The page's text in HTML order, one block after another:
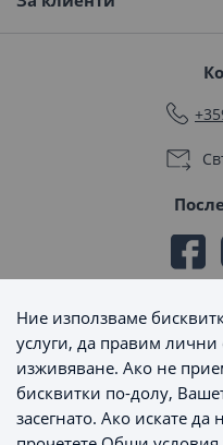
Ние използваме
услуги, да правим
изживяване. Ако не
бисквитки по-долу,
засегнато. Ако искате